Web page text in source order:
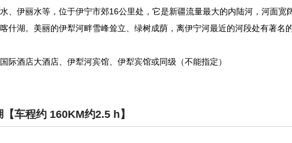
伊丽水等，位于伊宁市郊16公里处，它是新疆流量最大的内陆河，河面宽
什湖。美丽的伊犁河畔雪峰耸立、绿树成荫，离伊宁河最近的河段处有著名
际酒店大酒店、伊犁河宾馆、伊犁宾馆或同级（不能指定）
车程约 160KM约2.5 h】